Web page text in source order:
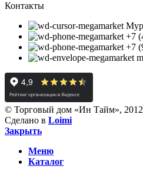
Контакты
+7
+7
© Торговый дом «Ин Тайм»,
Сделано в Loimi
Закрыть
Меню
Каталог